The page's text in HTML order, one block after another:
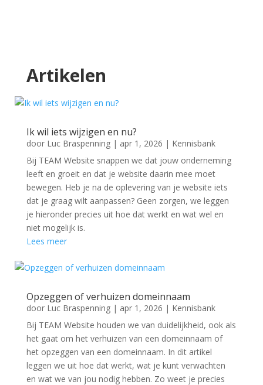
Artikelen
Ik wil iets wijzigen en nu?
door Luc Braspenning| apr 1, 2026 | Kennisbank
Bij TEAM Website snappen we dat jouw onderneming
leeft en groeit en dat je website daarin mee moet
bewegen. Heb je na de oplevering van je website iets
dat je graag wilt aanpassen? Geen zorgen, we leggen
je hieronder precies uit hoe dat werkt en wat wel en
niet mogelijk is.
Lees meer
Opzeggen of verhuizen domeinnaam
door Luc Braspenning| apr 1, 2026 | Kennisbank
Bij TEAM Website houden we van duidelijkheid, ook als
het gaat om het verhuizen van een domeinnaam of
het opzeggen van een domeinnaam. In dit artikel
leggen we uit hoe dat werkt, wat je kunt verwachten
en wat we van jou nodig hebben. Zo weet je precies